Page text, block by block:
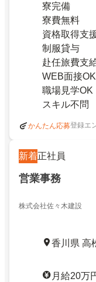
寮完備
寮費無料
資格取得支
制服貸与
赴任旅費支
WEB面接OK
職場見学OK
スキル不問
かんたん応募登録エ
新着正社員
営業事務
株式会社佐々木建設
香川県 高
月給20万